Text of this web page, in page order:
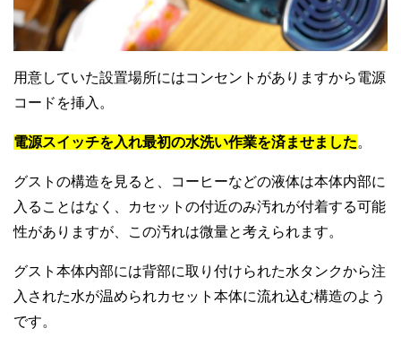
用意していた設置場所にはコンセントがありますから電源
コードを挿入。
電源スイッチを入れ最初の水洗い作業を済ませました。
グストの構造を見ると、コーヒーなどの液体は本体内部に
入ることはなく、カセットの付近のみ汚れが付着する可能
性がありますが、この汚れは微量と考えられます。
グスト本体内部には背部に取り付けられた水タンクから注
入された水が温められカセット本体に流れ込む構造のよう
です。